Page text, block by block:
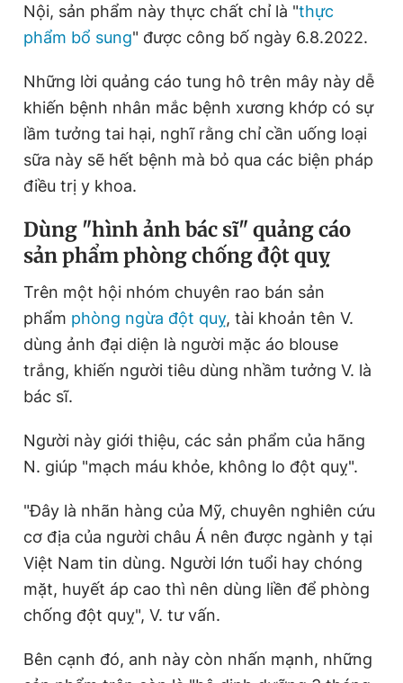
Nội, sản phẩm này thực chất chỉ là "thực
phẩm bổ sung" được công bố ngày 6.8.2022.
Những lời quảng cáo tung hô trên mây này dễ
khiến bệnh nhân mắc bệnh xương khớp có sự
lầm tưởng tai hại, nghĩ rằng chỉ cần uống loại
sữa này sẽ hết bệnh mà bỏ qua các biện pháp
điều trị y khoa.
Dùng "hình ảnh bác sĩ" quảng cáo
sản phẩm phòng chống đột quỵ
Trên một hội nhóm chuyên rao bán sản
phẩm phòng ngừa đột quỵ, tài khoản tên V.
dùng ảnh đại diện là người mặc áo blouse
trắng, khiến người tiêu dùng nhầm tưởng V. là
bác sĩ.
Người này giới thiệu, các sản phẩm của hãng
N. giúp "mạch máu khỏe, không lo đột quỵ".
"Đây là nhãn hàng của Mỹ, chuyên nghiên cứu
cơ địa của người châu Á nên được ngành y tại
Việt Nam tin dùng. Người lớn tuổi hay chóng
mặt, huyết áp cao thì nên dùng liền để phòng
chống đột quỵ", V. tư vấn.
Bên cạnh đó, anh này còn nhấn mạnh, những